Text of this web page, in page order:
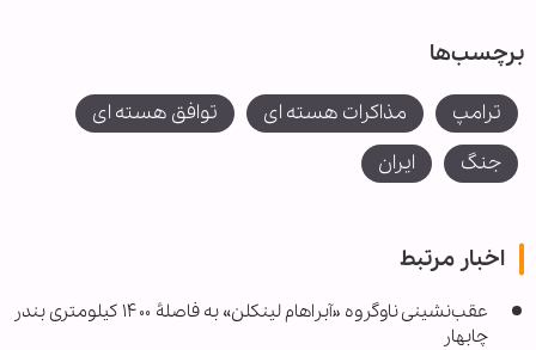
برچسب‌ها
ترامپ مذاکرات هسته ای
توافق هسته ای
جنگ
ایران
اخبار مرتبط
عقب‌نشینی ناوگروه «آبراهام لینکلن» به فاصلۀ ۱۴۰۰ کیلومتری بندر
چابهار